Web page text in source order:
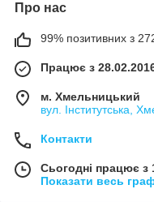
Про нас
99% позитивних з 272
Працює з
м. Хмельницький
вул. Інститутська,
Контакти
Сьогодні працює з
Показати весь